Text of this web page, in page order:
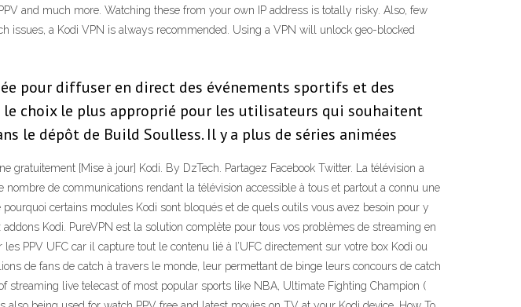
and much more. Watching these from your own IP address is totally risky. Also, few
issues, a Kodi VPN is always recommended. Using a VPN will unlock geo-blocked
pour diffuser en direct des événements sportifs et des
le choix le plus approprié pour les utilisateurs qui souhaitent
le dépôt de Build Soulless. Il y a plus de séries animées
[Mise à jour] Kodi. By DzTech. Partagez Facebook Twitter. La télévision a
de communications rendant la télévision accessible à tous et partout a connu une
certains modules Kodi sont bloqués et de quels outils vous avez besoin pour y
Kodi. PureVPN est la solution complète pour tous vos problèmes de streaming en
PPV UFC car il capture tout le contenu lié à l’UFC directement sur votre box Kodi ou
de fans de catch à travers le monde, leur permettant de binge leurs concours de catch
streaming live telecast of most popular sports like NBA, Ultimate Fighting Champion (